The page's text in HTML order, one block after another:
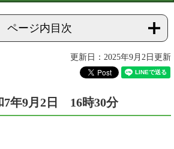
ページ内目次
更新日：2025年9月2日更新
7年9月2日 16時30分